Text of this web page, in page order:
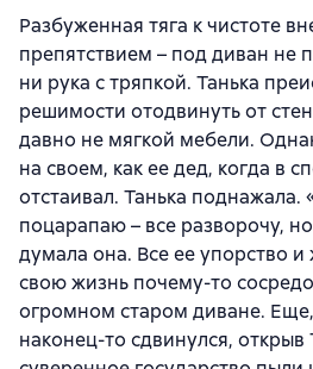
Разбуженная тяга к чистоте
препятствием – под диван не
ни рука с тряпкой. Танька
решимости отодвинуть от
давно не мягкой мебели.
на своем, как ее дед, когда в
отстаивал. Танька
поцарапаю – все разворочу,
думала она. Все ее упорство
свою жизнь почему-то
огромном старом диване.
наконец-то сдвинулся,